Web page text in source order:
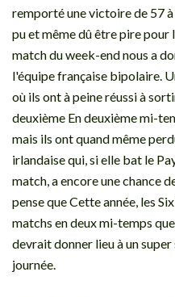
remporté une victoire de 57
pu et même dû être pire pour
match du week-end nous a
l'équipe française bipolaire.
où ils ont à peine réussi à
deuxième En deuxième mi-
mais ils ont quand même
irlandaise qui, si elle bat le
match, a encore une chance
pense que Cette année, les
matchs en deux mi-temps
devrait donner lieu à un
journée.